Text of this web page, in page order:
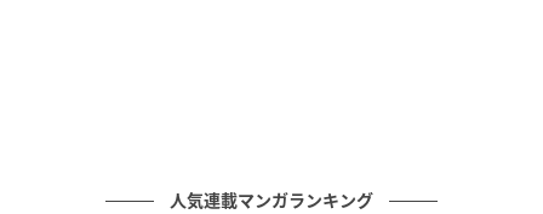
を重ねた着こなし。切り替えや、サイドからバックに
人気連載マンガランキング